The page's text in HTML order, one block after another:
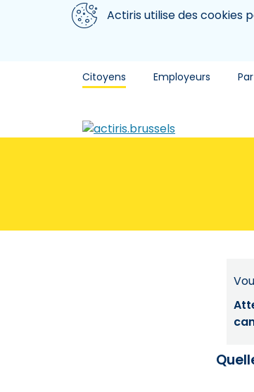
Aller au contenu principal
Nous utilisons des cookiesActiris utilise des cookies
Citoyens Employeurs